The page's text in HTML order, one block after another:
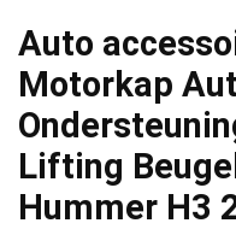
Auto
Motorkap
Lifting
Hummer H3